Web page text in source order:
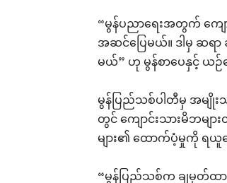
“မွန်ပညာရေးအတွက် ကျေ
အဆင်ပြေမယ်။ ဒါမှ ဆ
မယ်” ဟု မွန်စာပေနှင့် ယဉ်
မွန်ပြည်သစ်ပါတီမှ အမျို
တွင် ကျောင်းသားမိဘမ
များ၏ ထောက်ပံ့မှုကို ရ
“မွန်ပြည်သစ်က ချမှတ်ထ